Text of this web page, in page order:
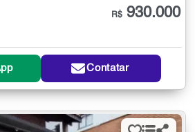
R$ 930.000
Contatar